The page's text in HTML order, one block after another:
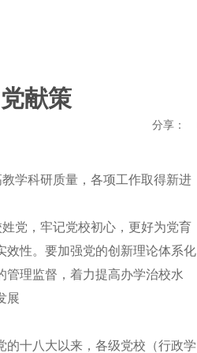
献策
分享：
学科研质量，各项工作取得新进
党，牢记党校初心，更好为党育
效性。要加强党的创新理论体系化
理监督，着力提高办学治校水
展
十八大以来，各级党校（行政学